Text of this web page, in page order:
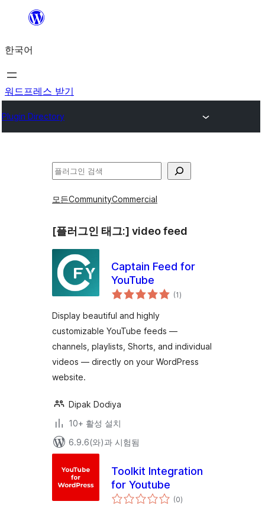
츠
로
바
가
한국어
워드프레스 받기
Plugin Directory
검
모든CommunityCommercial
[플러그인 태그:] video feed
Captain Feed for
YouTube
(1전
체)
Display beautiful and highly
customizable YouTube feeds —
channels, playlists, Shorts, and individual
videos — directly on your WordPress
website.
Dipak Dodiya
10+ 활성 설치
6.9.6(와)과 시험됨
Toolkit Integration
for Youtube
(0전
체)